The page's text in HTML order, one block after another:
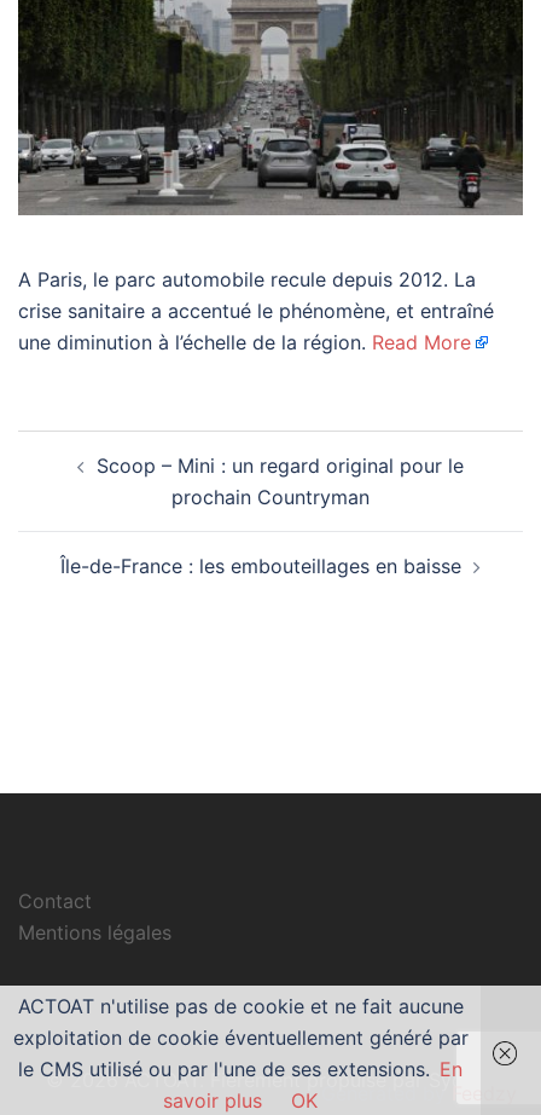
A Paris, le parc automobile recule depuis 2012. La
crise sanitaire a accentué le phénomène, et entraîné
une diminution à l’échelle de la région. Read More
d’articleScoop – Mini : un regard original pour le
prochain Countryman
Île-de-France : les embouteillages en baisse
Contact
Mentions légales
© 2026 ACTOAT. Fièrement propulsé parSydney
ACTOAT n'utilise pas de cookie et ne fait aucune
exploitation de cookie éventuellement généré par
le CMS utilisé ou par l'une de ses extensions. En
savoir plus
OK